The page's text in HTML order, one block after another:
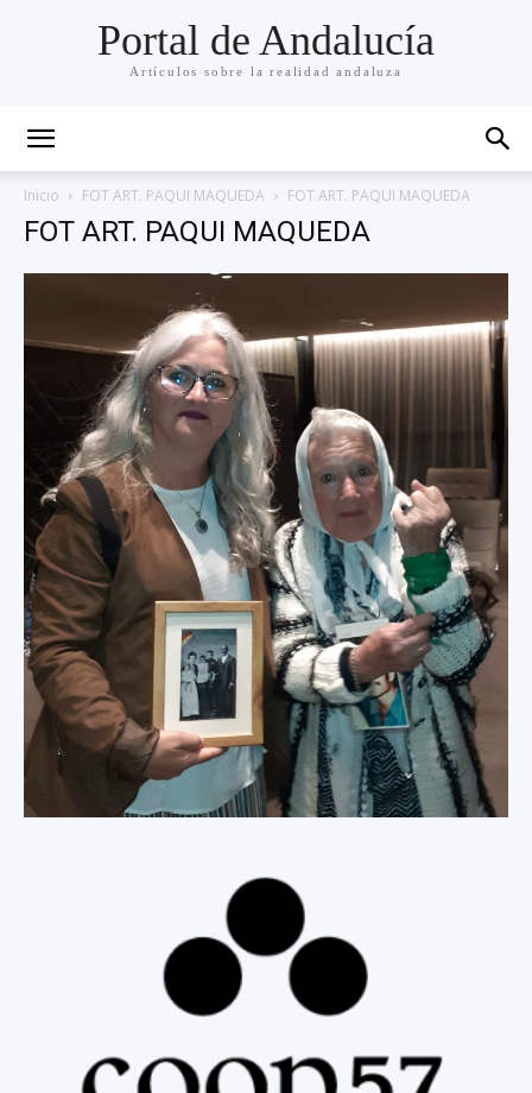
Portal de Andalucía
Artículos sobre la realidad andaluza
Inicio FOT ART. PAQUI MAQUEDA FOT ART. PAQUI MAQUEDA
FOT ART. PAQUI MAQUEDA